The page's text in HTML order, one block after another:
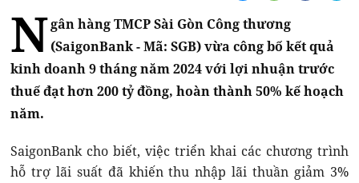
Ngân hàng TMCP Sài Gòn Công thương
(SaigonBank - Mã: SGB) vừa công bố kết quả
kinh doanh 9 tháng năm 2024 với lợi nhuận trước
thuế đạt hơn 200 tỷ đồng, hoàn thành 50% kế hoạch
năm.
SaigonBank cho biết, việc triển khai các chương trình
hỗ trợ lãi suất đã khiến thu nhập lãi thuần giảm 3%